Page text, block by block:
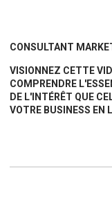
CONSULTANT
VISIONNEZ CETTE
COMPRENDRE
DE L'INTÉRÊT QUE
VOTRE BUSINESS EN